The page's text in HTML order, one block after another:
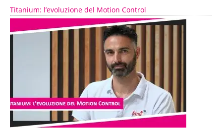
Titanium: l’evoluzione del Motion Control